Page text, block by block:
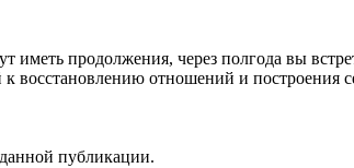
продолжения, через полгода вы
отношений и построения
публикации.